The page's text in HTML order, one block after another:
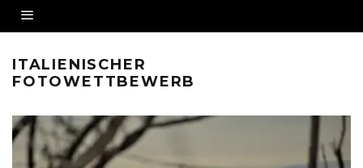
ITALIENISCHER
FOTOWETTBEWERB